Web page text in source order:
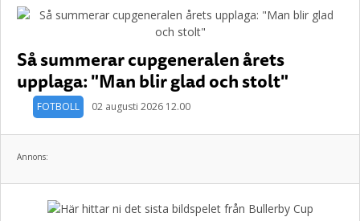
Så summerar cupgeneralen årets
upplaga: "Man blir glad och stolt"
FOTBOLL 02 augusti 2026 12.00
Annons: